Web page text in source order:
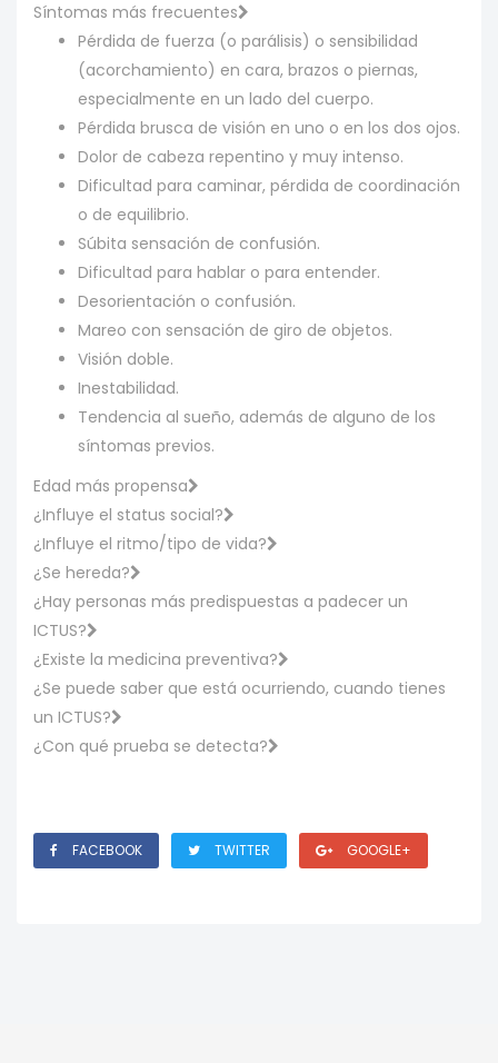
Síntomas más frecuentes
Pérdida de fuerza (o parálisis) o sensibilidad
(acorchamiento) en cara, brazos o piernas,
especialmente en un lado del cuerpo.
Pérdida brusca de visión en uno o en los dos ojos.
Dolor de cabeza repentino y muy intenso.
Dificultad para caminar, pérdida de coordinación
o de equilibrio.
Súbita sensación de confusión.
Dificultad para hablar o para entender.
Desorientación o confusión.
Mareo con sensación de giro de objetos.
Visión doble.
Inestabilidad.
Tendencia al sueño, además de alguno de los
síntomas previos.
Edad más propensa
¿Influye el status social?
¿Influye el ritmo/tipo de vida?
¿Se hereda?
¿Hay personas más predispuestas a padecer un
ICTUS?
¿Existe la medicina preventiva?
¿Se puede saber que está ocurriendo, cuando tienes
un ICTUS?
¿Con qué prueba se detecta?
FACEBOOK TWITTER GOOGLE+